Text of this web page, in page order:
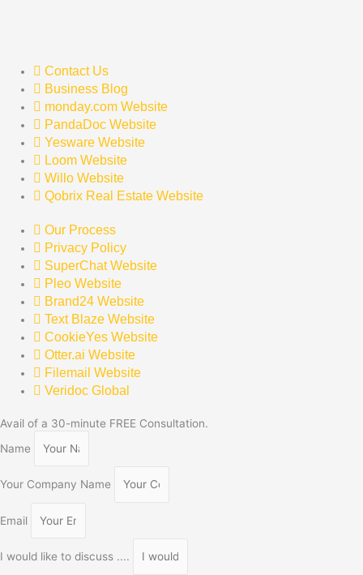
Contact Us
Business Blog
monday.com Website
PandaDoc Website
Yesware Website
Loom Website
Willo Website
Qobrix Real Estate Website
Our Process
Privacy Policy
SuperChat Website
Pleo Website
Brand24 Website
Text Blaze Website
CookieYes Website
Otter.ai Website
Filemail Website
Veridoc Global
Avail of a 30-minute FREE Consultation.
Name
Your Company Name
Email
I would like to discuss ....